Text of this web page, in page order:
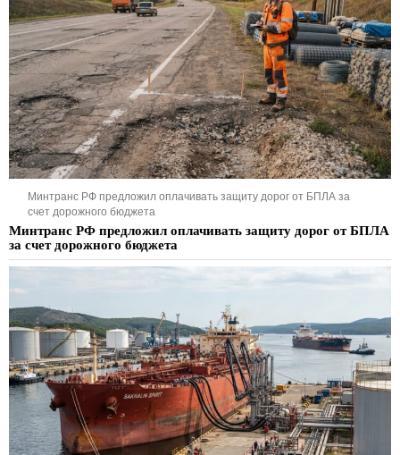
Минтранс РФ предложил оплачивать защиту дорог от БПЛА за
счет дорожного бюджета
Минтранс РФ предложил оплачивать защиту дорог от БПЛА
за счет дорожного бюджета